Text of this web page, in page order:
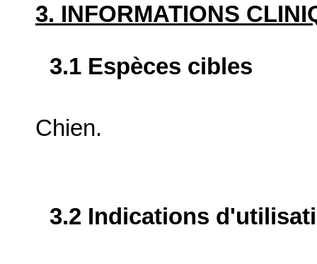
3. INFORMATIONS
3.1 Espèces cibles
Chien.
3.2 Indications